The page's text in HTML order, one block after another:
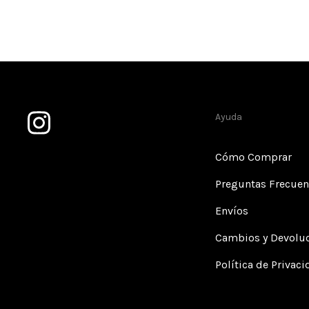
Ayuda
Cómo Comprar
Preguntas
Envíos
Cambios y
Política de